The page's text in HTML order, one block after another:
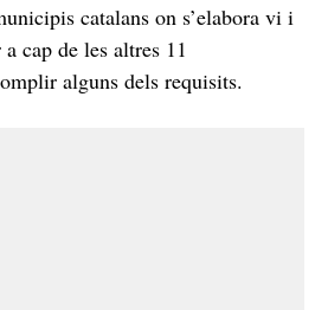
catalans on s’elabora vi i
cap de les altres 11
alguns dels requisits.